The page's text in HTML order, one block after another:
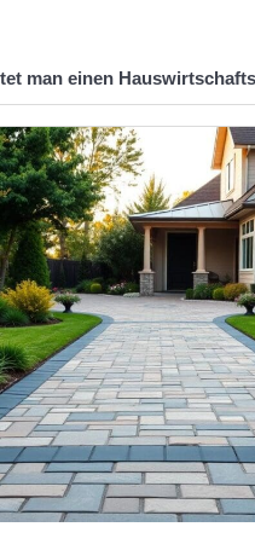
man einen